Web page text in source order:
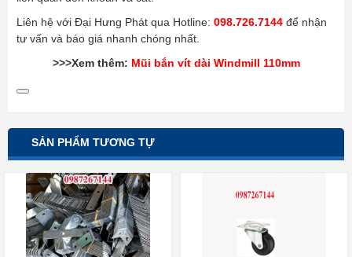
Liên hệ với Đại Hưng Phát qua Hotline: 098.726.7144 để nhận
tư vấn và báo giá nhanh chóng nhất.
>>>Xem thêm: Mũi bắn vít dài Windmill 110mm
SẢN PHẨM TƯƠNG TỰ